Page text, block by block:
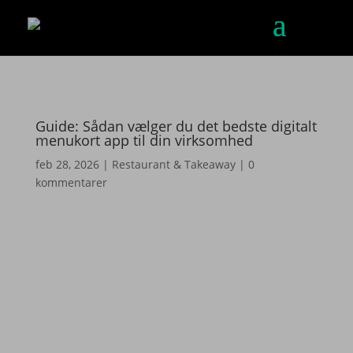
Guide: Sådan vælger du det bedste digitalt
menukort app til din virksomhed
feb 28, 2026| Restaurant & Takeaway| 0
kommentarer